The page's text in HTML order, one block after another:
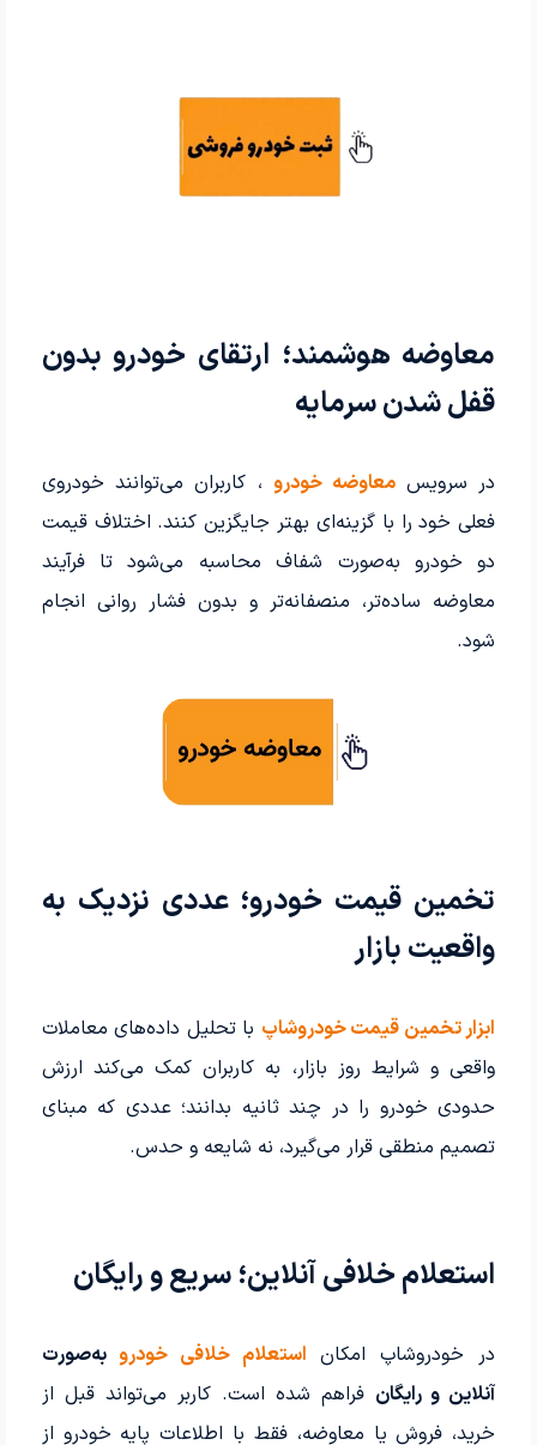
معاوضه هوشمند؛ ارتقای خودرو بدون
قفل شدن سرمایه
در سرویسمعاوضه خودرو، کاربران می‌توانند خودروی
فعلی خود را با گزینه‌ای بهتر جایگزین کنند. اختلاف قیمت
دو خودرو به‌صورت شفاف محاسبه می‌شود تا فرآیند
معاوضه ساده‌تر، منصفانه‌تر و بدون فشار روانی انجام
شود.
تخمین قیمت خودرو؛ عددی نزدیک به
واقعیت بازار
ابزار تخمین قیمت خودروشاپ با تحلیل داده‌های معاملات
واقعی و شرایط روز بازار، به کاربران کمک می‌کند ارزش
حدودی خودرو را در چند ثانیه بدانند؛ عددی که مبنای
تصمیم منطقی قرار می‌گیرد، نه شایعه و حدس.
استعلام خلافی آنلاین؛ سریع و رایگان
در خودروشاپ امکان استعلام خلافی خودروبه‌صورت
آنلاین و رایگان فراهم شده است. کاربر می‌تواند قبل از
خرید، فروش یا معاوضه، فقط با اطلاعات پایه خودرو از